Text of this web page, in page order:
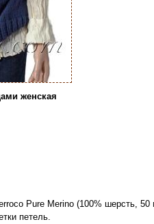
женская
Pure Merino (100% шерсть, 50
петель.